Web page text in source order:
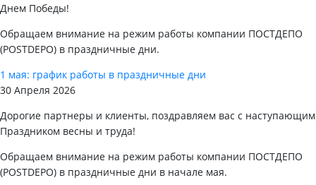
Днем Победы!
Обращаем внимание на режим работы компании ПОСТДЕПО
(POSTDEPO) в праздничные дни.
1 мая: график работы в праздничные дни
30 Апреля 2026
Дорогие партнеры и клиенты, поздравляем вас с наступающим
Праздником весны и труда!
Обращаем внимание на режим работы компании ПОСТДЕПО
(POSTDEPO) в праздничные дни в начале мая.